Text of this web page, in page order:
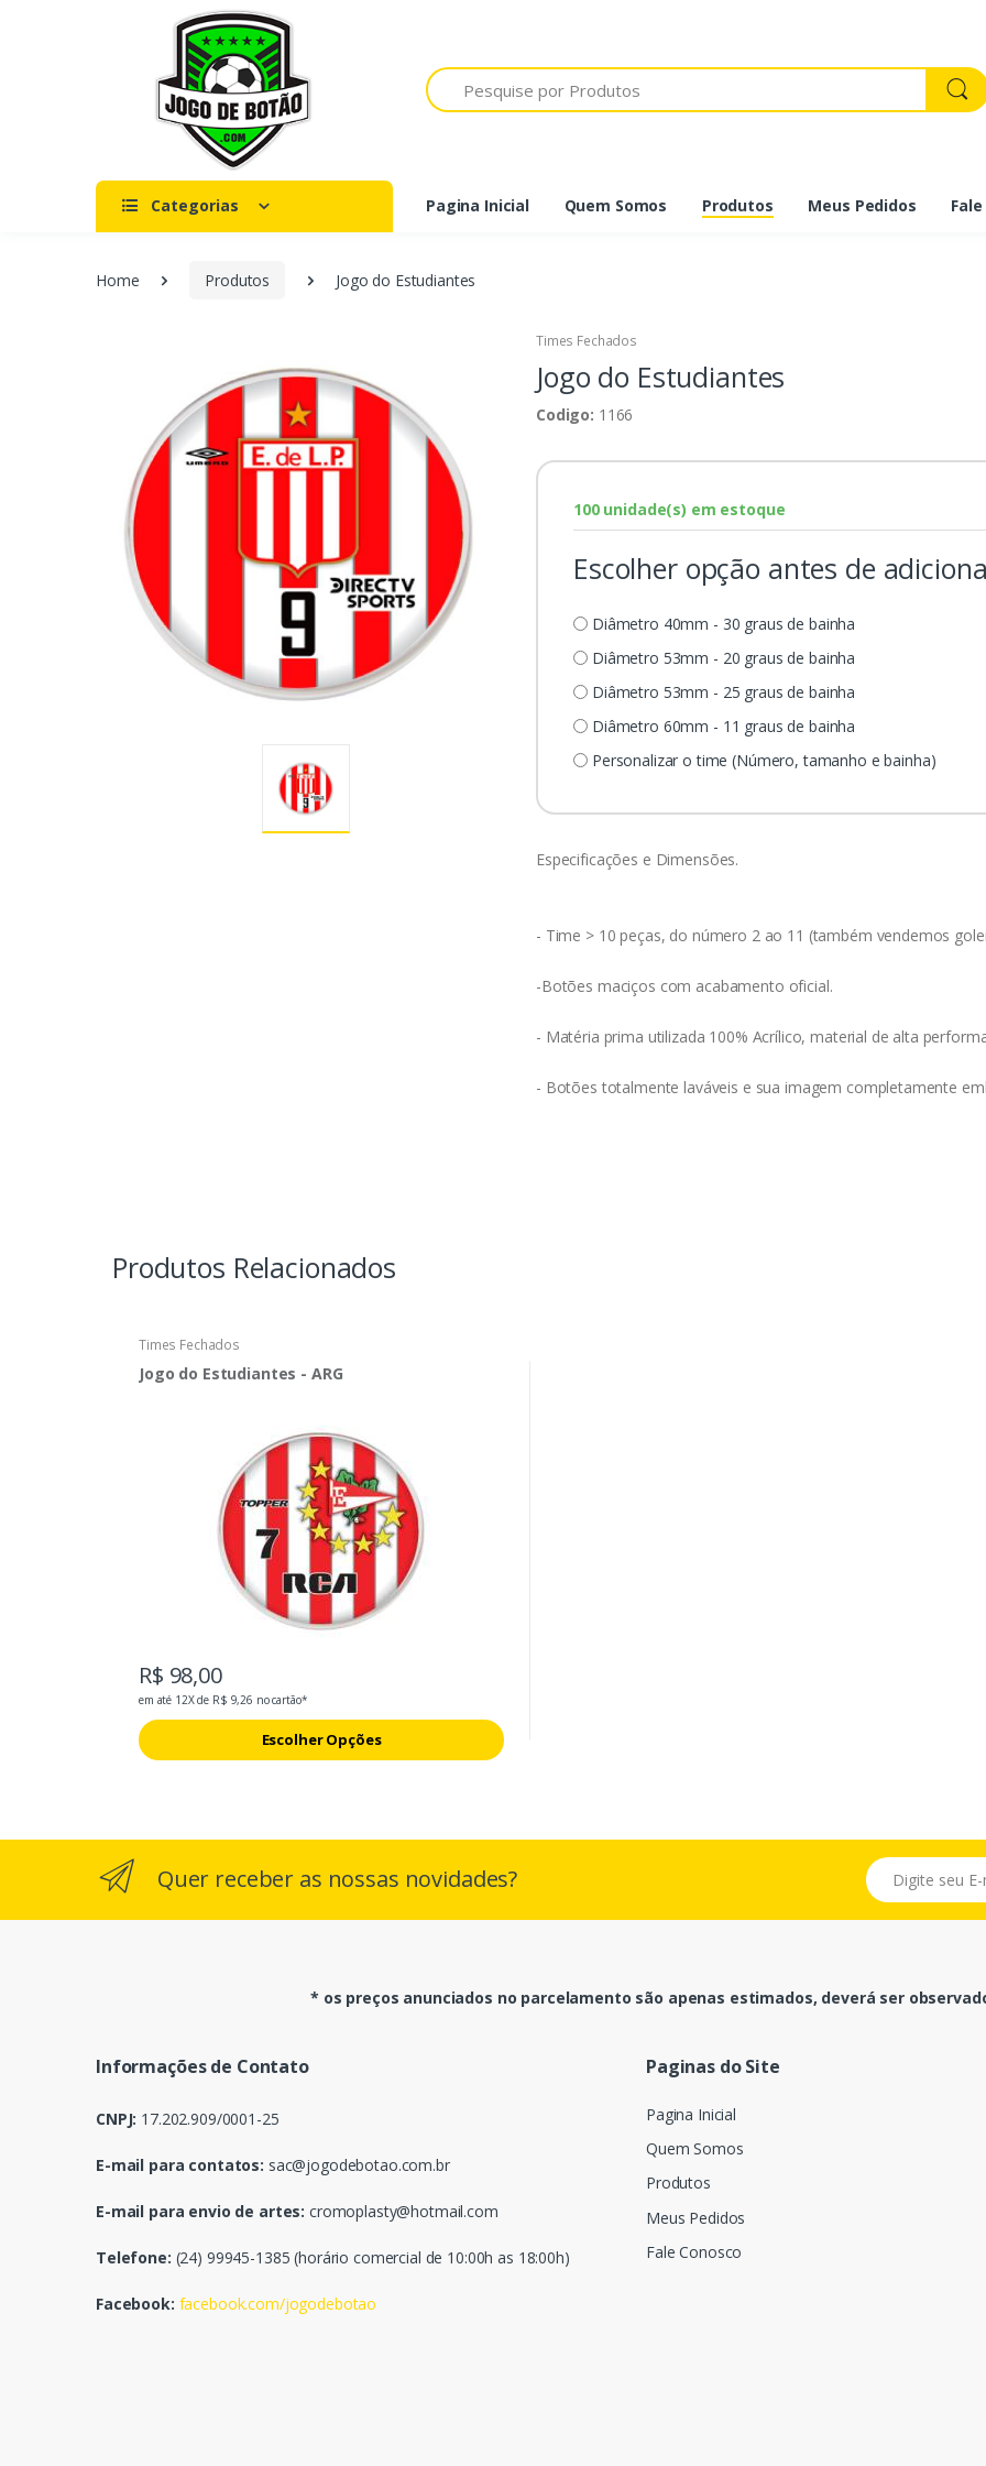
Pesquisar
Categorias Pagina Inicial Quem Somos Produtos Meus Pedidos
Home Produtos Jogo do Estudiantes
Times Fechados
Jogo do Estudiantes
Codigo: 1166
100 unidade(s) em estoque
Escolher opção antes de
Diâmetro 40mm - 30 graus de bainha
Diâmetro 53mm - 20 graus de bainha
Diâmetro 53mm - 25 graus de bainha
Diâmetro 60mm - 11 graus de bainha
Personalizar o time (Número, tamanho e bainha)
Especificações e Dimensões.
- Time > 10 peças, do número 2 ao 11 (também vendemos
-Botões maciços com acabamento oficial.
- Matéria prima utilizada 100% Acrílico, material de alta
- Botões totalmente laváveis e sua imagem completamente
Produtos Relacionados
Times Fechados
Jogo do Estudiantes - ARG
R$ 98,00
em até 12X de R$ 9,26 no cartão*
Escolher Opções
Quer receber as nossas novidades? E-mail
* os preços anunciados no parcelamento são apenas estimados, deverá ser
Informações de Contato
CNPJ: 17.202.909/0001-25
E-mail para contatos: sac@jogodebotao.com.br
E-mail para envio de artes: cromoplasty@hotmail.com
Telefone: (24) 99945-1385 (horário comercial de 10:00h as 18:00h)
Facebook: facebook.com/jogodebotao
Paginas do Site
Pagina Inicial
Quem Somos
Produtos
Meus Pedidos
Fale Conosco